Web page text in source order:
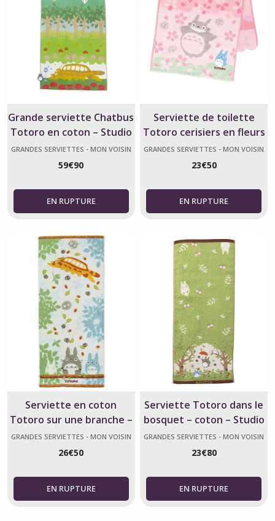
Grande serviette Chatbus
Totoro en coton – Studio
Ghibli
GRANDES SERVIETTES - MON VOISIN
59€90
Serviette de toilette
Totoro cerisiers en fleurs
34 x 80 cm – Studio Ghibli
GRANDES SERVIETTES - MON VOISIN
23€50
Serviette en coton
Totoro sur une branche –
Mon voisin Totoro – Ghibli
GRANDES SERVIETTES - MON VOISIN
26€50
Serviette Totoro dans le
bosquet – coton – Studio
Ghibli
GRANDES SERVIETTES - MON VOISIN
23€80